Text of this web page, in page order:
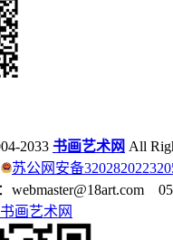
2033 书画艺术网 All
苏公网安备
webmaster@18art.com
书画艺术网